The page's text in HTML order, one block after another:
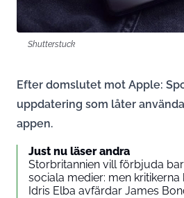
Shutterstuck
Efter domslutet mot Apple:
uppdatering som låter
appen.
Just nu läser andra
Storbritannien vill förbjuda
sociala medier: men
Idris Elba avfärdar James